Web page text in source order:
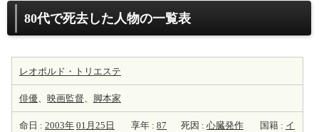
80代で死去した人物の一覧表
レオポルド・トリエステ
俳優、 映画監督、 脚本家
命日 : 2003年 01月25日 享年 : 87 死因 : 心臓発作 国籍 : イ